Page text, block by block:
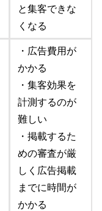
と集客できな
くなる
・広告費用が
かかる
・集客効果を
計測するのが
難しい
・掲載するた
めの審査が厳
しく広告掲載
までに時間が
かかる